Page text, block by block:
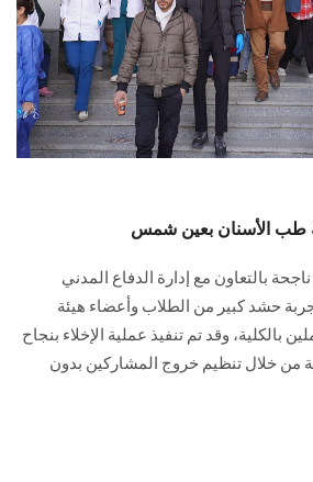
الطلاب
هيئة التدريس
الدراسات العليا
الزائـرون
سجل الان
طب الأسنان بعين شمس
بالتعاون مع إدارة الدفاع المدني
حشد كبير من الطلاب وأعضاء هيئة
بالكلية، وقد تم تنفيذ عملية الإخلاء بنجاح
من خلال تنظيم خروج المشاركين بدون